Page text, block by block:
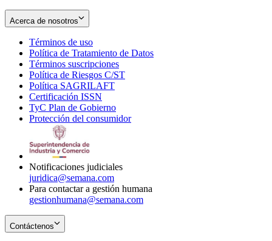
Acerca de nosotros
Términos de uso
in
new
window
Política de Tratamiento de Datos
Términos suscripciones
in
Política de Riesgos C/ST
Política SAGRILAFT
new
window
Certificación ISSN
in
new
TyC Plan de Gobierno
in
Protección del consumidorOpens
Notificaciones judiciales
juridica@semana.com
Para contactar a gestión humana
gestionhumana@semana.com
Contáctenos